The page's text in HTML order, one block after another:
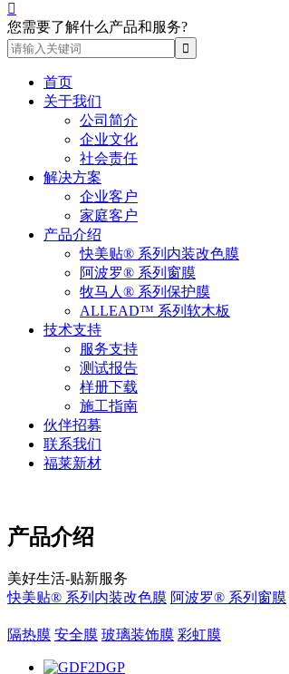

您需要了解什么产品和服务?
首页
关于我们
公司简介
企业文化
社会责任
解决方案
企业客户
家庭客户
产品介绍
快美贴® 系列内装改色膜
阿波罗® 系列窗膜
牧马人® 系列保护膜
ALLEAD™ 系列软木板
技术支持
服务支持
测试报告
样册下载
施工指南
伙伴招募
联系我们
福莱新材
产品介绍
美好生活-贴新服务
快美贴® 系列内装改色膜 阿波罗® 系列窗膜
隔热膜 安全膜 玻璃装饰膜 彩虹膜